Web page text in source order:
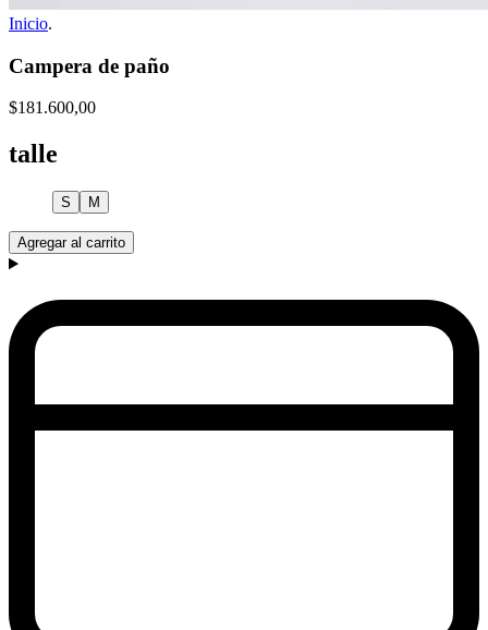
Inicio.
Campera de paño
$181.600,00
talle
S M
Agregar al carrito